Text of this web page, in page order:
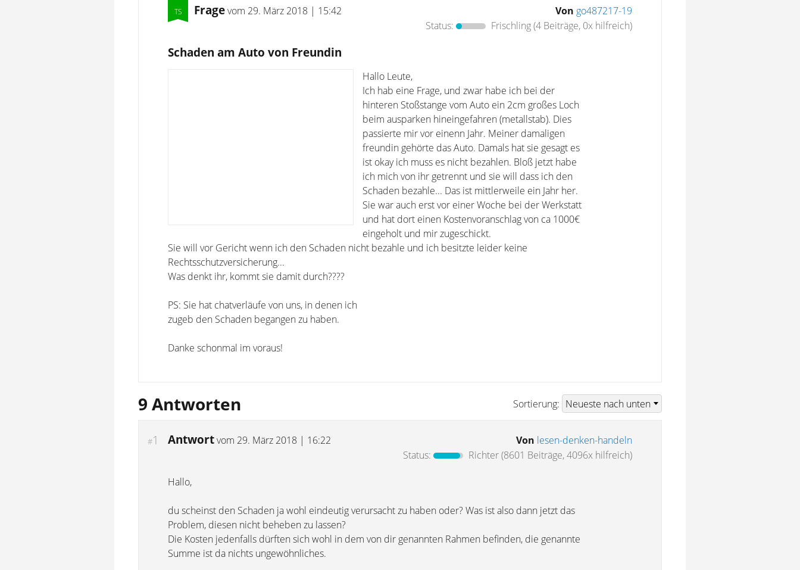
Fragevom 29. März 2018 | 15:42 Von go487217-19
Status:
Frischling(4 Beiträge, 0x hilfreich)
Schaden am Auto von Freundin
Hallo Leute,
Ich hab eine Frage, und zwar habe ich bei der
hinteren Stoßstange vom Auto ein 2cm großes Loch
beim ausparken hineingefahren (metallstab). Dies
passierte mir vor einenn Jahr. Meiner damaligen
freundin gehörte das Auto. Damals hat sie gesagt es
ist okay ich muss es nicht bezahlen. Bloß jetzt habe
ich mich von ihr getrennt und sie will dass ich den
Schaden bezahle... Das ist mittlerweile ein Jahr her.
Sie war auch erst vor einer Woche bei der Werkstatt
und hat dort einen Kostenvoranschlag von ca 1000€
eingeholt und mir zugeschickt.
Sie will vor Gericht wenn ich den Schaden nicht bezahle und ich besitzte leider keine
Rechtsschutzversicherung...
Was denkt ihr, kommt sie damit durch????
PS: Sie hat chatverläufe von uns, in denen ich
zugeb den Schaden begangen zu haben.
Danke schonmal im voraus!
9 Antworten Sortierung:
#1 Antwortvom 29. März 2018 | 16:22 Von lesen-denken-handeln
Status:
Richter(8601 Beiträge, 4096x hilfreich)
Hallo,
du scheinst den Schaden ja wohl eindeutig verursacht zu haben oder? Was ist also dann jetzt das
Problem, diesen nicht beheben zu lassen?
Die Kosten jedenfalls dürften sich wohl in dem von dir genannten Rahmen befinden, die genannte
Summe ist da nichts ungewöhnliches.